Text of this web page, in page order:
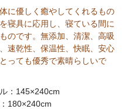
に優しく癒やしてくれるもの
寝具に応用し、寝ている間に
のです。無添加、清潔、高吸
速乾性、保温性、快眠、安心
っても優秀で素晴らしいで
：145×240cm
180×240cm